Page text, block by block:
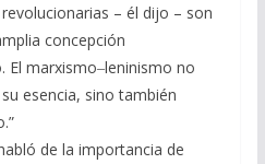
– él dijo – son
concepción
El marxismo‒leninismo no
esencia, sino también
de la importancia de